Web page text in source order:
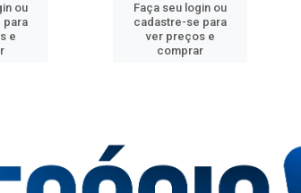
ou
para
e
Faça seu login ou
cadastre-se para
ver preços e
comprar